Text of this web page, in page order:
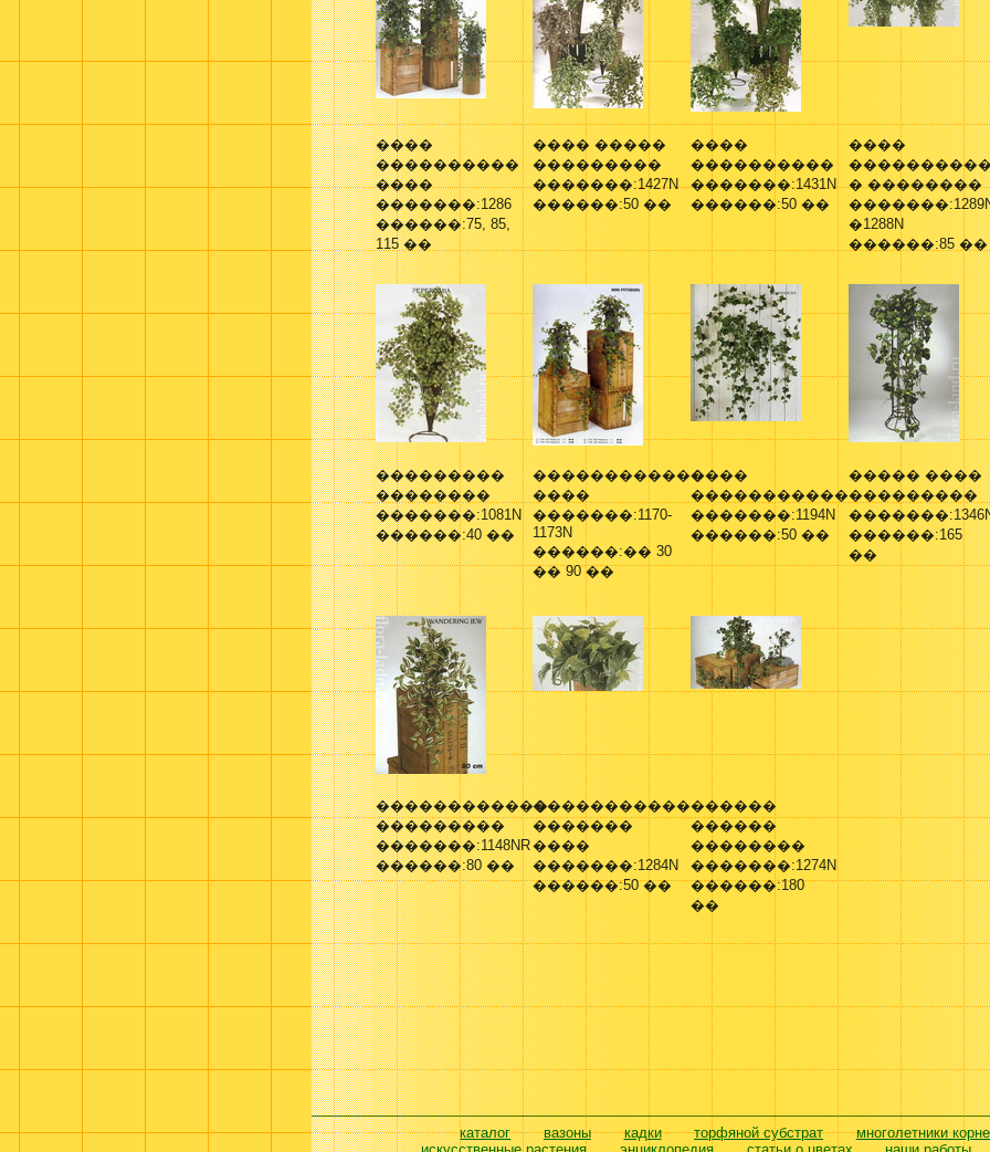
����
����������
����
�������:1286
������:75, 85,
115 ��
���� �����
���������
�������:1427N
������:50 ��
����
����������
�������:1431N
������:50 ��
����
� ��������
�1288N
������:85 ��
���������
��������
�������:1081N
������:40 ��
������������
����
�������:1170-
1173N
������:�� 30
�� 90 ��
����
�����������
�������:1194N
������:50 ��
����� ����
���������
������:165
��
������������
���������
�������:1148NR
������:80 ��
�����������
�������
����
�������:1284N
������:50 ��
������
������
��������
�������:1274N
������:180
��
каталог вазоны кадки торфяной субстрат
многолетники